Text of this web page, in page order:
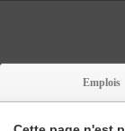
Emplois